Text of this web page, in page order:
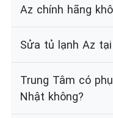
Az chính hãng
Sửa tủ lạnh Az
Trung Tâm có
Nhật không?